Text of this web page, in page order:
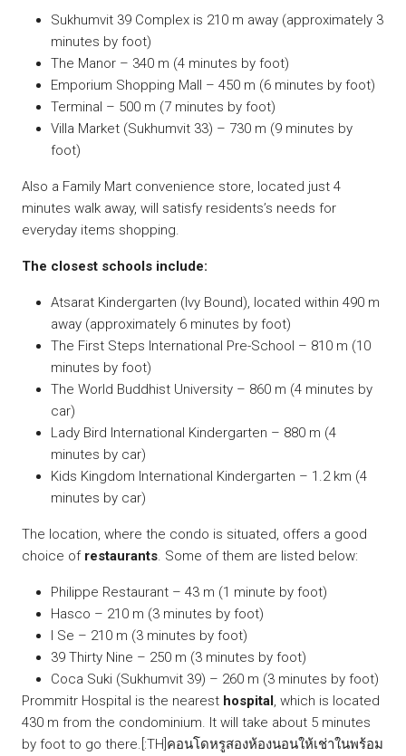
Sukhumvit 39 Complex is 210 m away (approximately 3
minutes by foot)
The Manor – 340 m (4 minutes by foot)
Emporium Shopping Mall – 450 m (6 minutes by foot)
Terminal – 500 m (7 minutes by foot)
Villa Market (Sukhumvit 33) – 730 m (9 minutes by
foot)
Also a Family Mart convenience store, located just 4
minutes walk away, will satisfy residents’s needs for
everyday items shopping.
The closest schools include:
Atsarat Kindergarten (Ivy Bound), located within 490 m
away (approximately 6 minutes by foot)
The First Steps International Pre-School – 810 m (10
minutes by foot)
The World Buddhist University – 860 m (4 minutes by
car)
Lady Bird International Kindergarten – 880 m (4
minutes by car)
Kids Kingdom International Kindergarten – 1.2 km (4
minutes by car)
The location, where the condo is situated, offers a good
choice of restaurants. Some of them are listed below:
Philippe Restaurant – 43 m (1 minute by foot)
Hasco – 210 m (3 minutes by foot)
I Se – 210 m (3 minutes by foot)
39 Thirty Nine – 250 m (3 minutes by foot)
Coca Suki (Sukhumvit 39) – 260 m (3 minutes by foot)
Prommitr Hospital is the nearest hospital, which is located
430 m from the condominium. It will take about 5 minutes
by foot to go there.[:TH]คอนโดหรูสองห้องนอนให้เช่าในพร้อม